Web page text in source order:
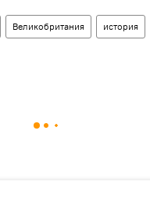
Великобритания история